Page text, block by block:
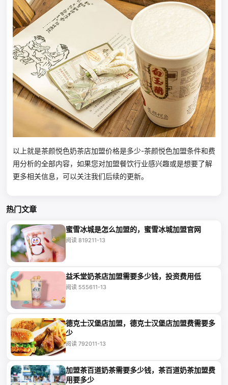
以上就是茶颜悦色奶茶店加盟价格是多少-茶颜悦色加盟条件和费
用分析的全部内容，如果您对加盟餐饮行业感兴趣或是想要了解
更多相关信息，可以关注我们后续的更新。
热门文章
蜜雪冰城是怎么加盟的，蜜雪冰城加盟官网
阅读 819211-13
益禾堂奶茶店加盟需要多少钱，投资费用低
阅读 555611-13
德克士汉堡店加盟，德克士汉堡店加盟费需要多
少
阅读 792011-13
加盟茶百道奶茶需要多少钱，茶百道奶茶加盟费
用要多少